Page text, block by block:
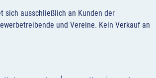
sich ausschließlich an Kunden der
und Vereine. Kein Verkauf an